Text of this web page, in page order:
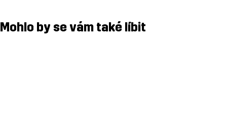
Mohlo by se vám také líbit